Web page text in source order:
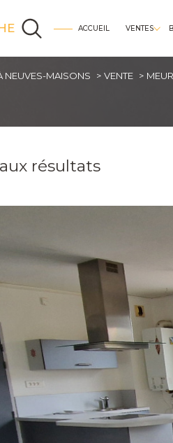
ACCUEIL VENTES
NEUVES-MAISONS VENTE
résultats